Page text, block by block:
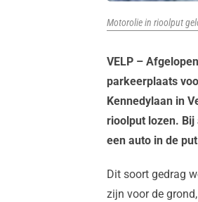
Motorolie in rioolput
VELP –
parkeerplaats
Kennedylaan in
rioolput lozen.
een auto in de
Dit soort gedrag
zijn voor de